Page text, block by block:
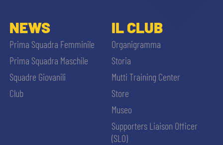
NEWS
Prima Squadra Femminile
Prima Squadra Maschile
Squadre Giovanili
Club
IL CLUB
Organigramma
Storia
Mutti Training Center
Store
Museo
Supporters Liaison Officer
(SLO)
ACCETTA E SALVA